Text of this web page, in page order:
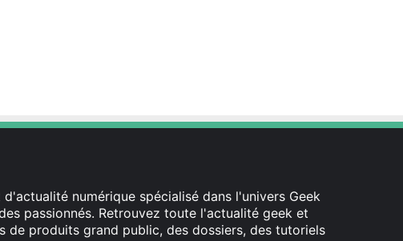
numérique spécialisé dans l'univers Geek
passionnés. Retrouvez toute l'actualité geek et
de produits grand public, des dossiers, des tutoriels